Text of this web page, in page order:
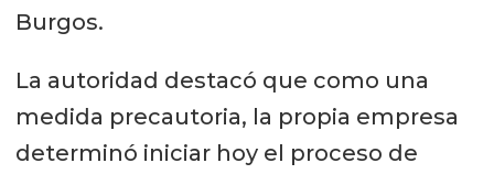
Burgos.
La autoridad destacó que como una
medida precautoria, la propia empresa
determinó iniciar hoy el proceso de